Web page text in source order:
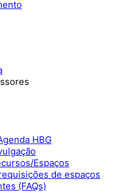
HBG
Espaços
de espaços
(FAQs)